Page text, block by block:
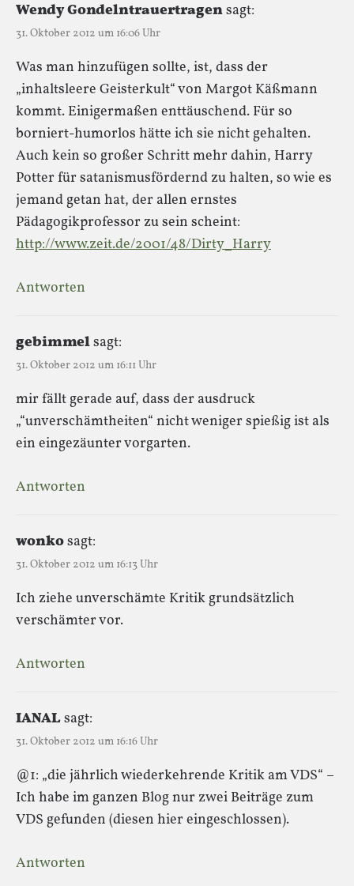
Wendy Gondelntrauertragensagt:
31. Oktober 2012 um 16:06 Uhr
Was man hinzufügen sollte, ist, dass der
„inhaltsleere Geisterkult“ von Margot Käßmann
kommt. Einigermaßen enttäuschend. Für so
borniert-humorlos hätte ich sie nicht gehalten.
Auch kein so großer Schritt mehr dahin, Harry
Potter für satanismusfördernd zu halten, so wie es
jemand getan hat, der allen ernstes
Pädagogikprofessor zu sein scheint:
http://www.zeit.de/2001/48/Dirty_Harry
Antworten
gebimmelsagt:
31. Oktober 2012 um 16:11 Uhr
mir fällt gerade auf, dass der ausdruck
„“unverschämtheiten“ nicht weniger spießig ist als
ein eingezäunter vorgarten.
Antworten
wonkosagt:
31. Oktober 2012 um 16:13 Uhr
Ich ziehe unverschämte Kritik grundsätzlich
verschämter vor.
Antworten
IANALsagt:
31. Oktober 2012 um 16:16 Uhr
@1: „die jährlich wiederkehrende Kritik am VDS“ –
Ich habe im ganzen Blog nur zwei Beiträge zum
VDS gefunden (diesen hier eingeschlossen).
Antworten